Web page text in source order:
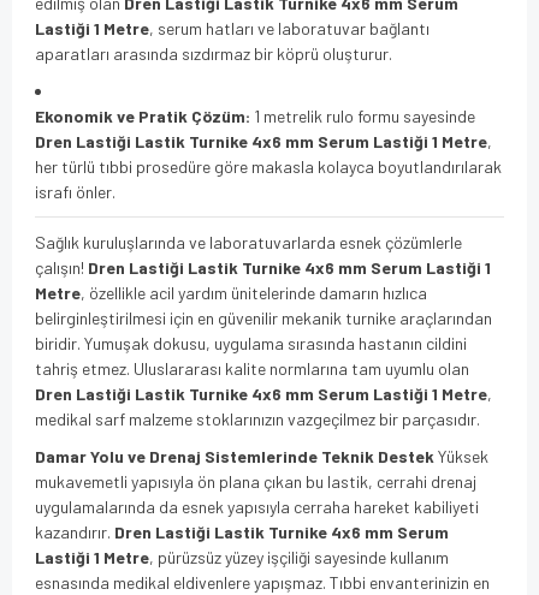
Lastiği 1 Metre, serum hatları ve laboratuvar bağlantı
aparatları arasında sızdırmaz bir köprü oluşturur.
Ekonomik ve Pratik Çözüm: 1 metrelik rulo formu sayesinde
Dren Lastiği Lastik Turnike 4x6 mm Serum Lastiği 1 Metre,
her türlü tıbbi prosedüre göre makasla kolayca boyutlandırılarak
israfı önler.
Sağlık kuruluşlarında ve laboratuvarlarda esnek çözümlerle
çalışın! Dren Lastiği Lastik Turnike 4x6 mm Serum Lastiği 1
Metre, özellikle acil yardım ünitelerinde damarın hızlıca
belirginleştirilmesi için en güvenilir mekanik turnike araçlarından
biridir. Yumuşak dokusu, uygulama sırasında hastanın cildini
tahriş etmez. Uluslararası kalite normlarına tam uyumlu olan
Dren Lastiği Lastik Turnike 4x6 mm Serum Lastiği 1 Metre,
medikal sarf malzeme stoklarınızın vazgeçilmez bir parçasıdır.
Damar Yolu ve Drenaj Sistemlerinde Teknik Destek Yüksek
mukavemetli yapısıyla ön plana çıkan bu lastik, cerrahi drenaj
uygulamalarında da esnek yapısıyla cerraha hareket kabiliyeti
kazandırır. Dren Lastiği Lastik Turnike 4x6 mm Serum
Lastiği 1 Metre, pürüzsüz yüzey işçiliği sayesinde kullanım
esnasında medikal eldivenlere yapışmaz. Tıbbi envanterinizin en